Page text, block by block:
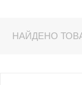
НАЙДЕНО